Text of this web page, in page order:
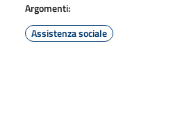
Argomenti:
Assistenza sociale